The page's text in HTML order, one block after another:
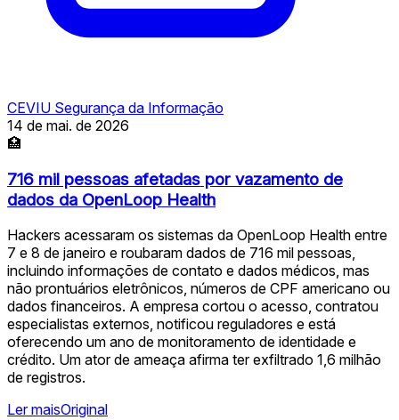
CEVIU Segurança da Informação
14 de mai. de 2026
🏥
716 mil pessoas afetadas por vazamento de
dados da OpenLoop Health
Hackers acessaram os sistemas da OpenLoop Health entre
7 e 8 de janeiro e roubaram dados de 716 mil pessoas,
incluindo informações de contato e dados médicos, mas
não prontuários eletrônicos, números de CPF americano ou
dados financeiros. A empresa cortou o acesso, contratou
especialistas externos, notificou reguladores e está
oferecendo um ano de monitoramento de identidade e
crédito. Um ator de ameaça afirma ter exfiltrado 1,6 milhão
de registros.
Ler maisOriginal